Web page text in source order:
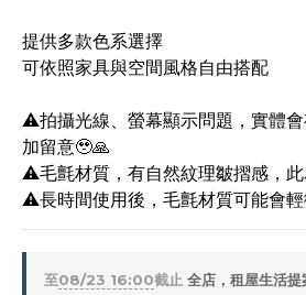
提供多款色系選擇
可依照家具與空間風格自由搭配
⚠️拍攝光線、螢幕顯示問題，實體
加留意🥹🙏
⚠️毛氈材質，有自然紋理皺摺感，
⚠️長時間使用後，毛氈材質可能會
至08/23 16:00截止 全店，租屋生活提